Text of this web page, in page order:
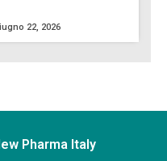
22, 2026
Pharma Italy